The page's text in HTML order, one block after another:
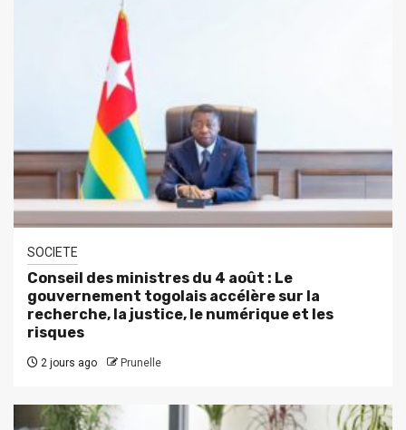
SOCIETE
Conseil des ministres du 4 août : Le
gouvernement togolais accélère sur la
recherche, la justice, le numérique et les
risques
2 jours ago Prunelle